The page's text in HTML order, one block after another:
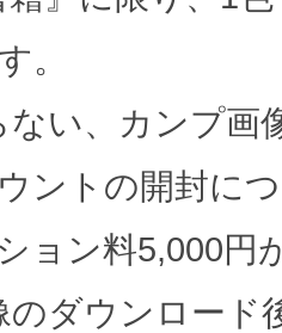
。
い、カンプ画
ントの開封に
ョン料5,000円
ダウンロード